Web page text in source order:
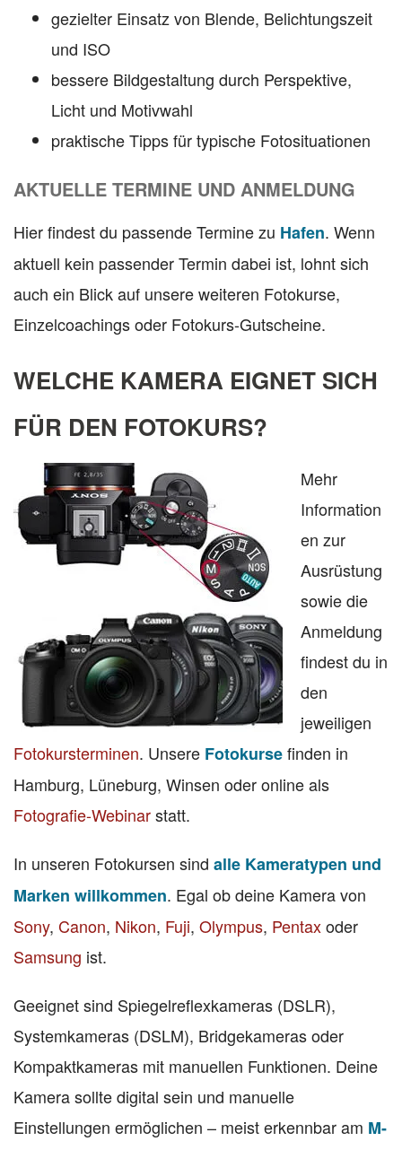
gezielter Einsatz von Blende, Belichtungszeit
und ISO
bessere Bildgestaltung durch Perspektive,
Licht und Motivwahl
praktische Tipps für typische Fotosituationen
AKTUELLE TERMINE UND ANMELDUNG
Hier findest du passende Termine zu Hafen. Wenn
aktuell kein passender Termin dabei ist, lohnt sich
auch ein Blick auf unsere weiteren Fotokurse,
Einzelcoachings oder Fotokurs-Gutscheine.
WELCHE KAMERA EIGNET SICH
FÜR DEN FOTOKURS?
Mehr
Information
en zur
Ausrüstung
sowie die
Anmeldung
findest du in
den
jeweiligen
Fotokursterminen. Unsere Fotokursefinden in
Hamburg, Lüneburg, Winsen oder online als
Fotografie-Webinarstatt.
In unseren Fotokursen sind alle Kameratypen und
Marken willkommen. Egal ob deine Kamera von
Sony, Canon, Nikon, Fuji, Olympus, Pentaxoder
Samsung ist.
Geeignet sind Spiegelreflexkameras (DSLR),
Systemkameras (DSLM), Bridgekameras oder
Kompaktkameras mit manuellen Funktionen. Deine
Kamera sollte digital sein und manuelle
Einstellungen ermöglichen – meist erkennbar am M-